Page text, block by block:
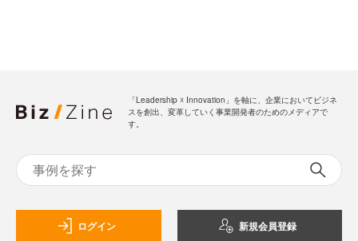
「Leadership ☓ Innovation」を軸に、企業においてビジネ
スを創出、変革していく事業開発者のためのメディアで
す。
ログイン 新規会員登録